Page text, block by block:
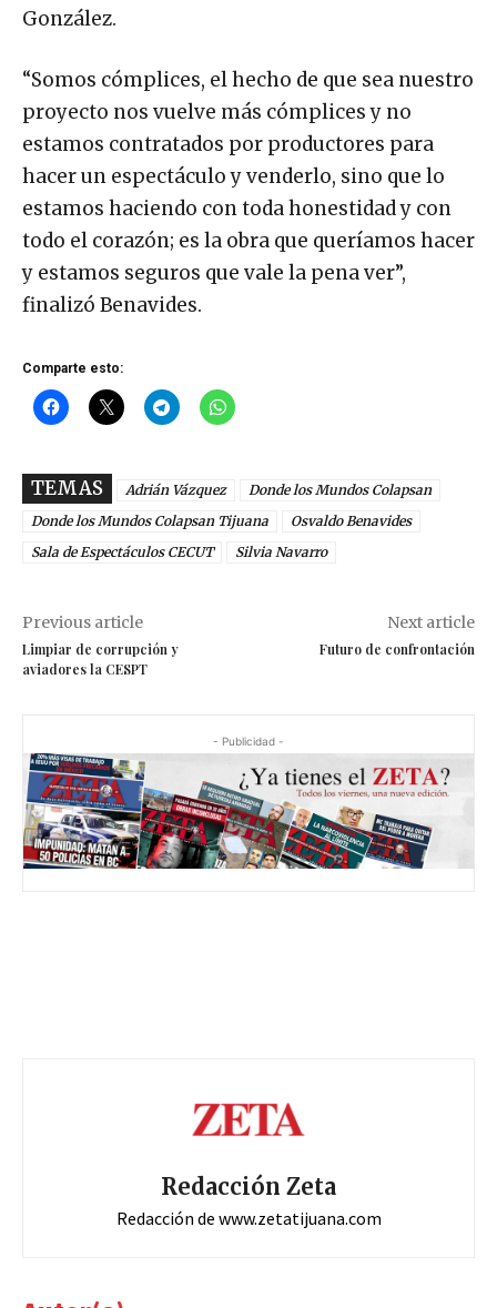
González.
“Somos cómplices, el hecho de que sea nuestro
proyecto nos vuelve más cómplices y no
estamos contratados por productores para
hacer un espectáculo y venderlo, sino que lo
estamos haciendo con toda honestidad y con
todo el corazón; es la obra que queríamos hacer
y estamos seguros que vale la pena ver”,
finalizó Benavides.
Comparte esto:
TEMAS Adrián Vázquez
Donde los Mundos Colapsan
Donde los Mundos Colapsan Tijuana
Osvaldo Benavides
Sala de Espectáculos CECUT
Silvia Navarro
Previous article
Limpiar de corrupción y
aviadores la CESPT
Next article
Futuro de confrontación
- Publicidad -
Redacción Zeta
Redacción de www.zetatijuana.com